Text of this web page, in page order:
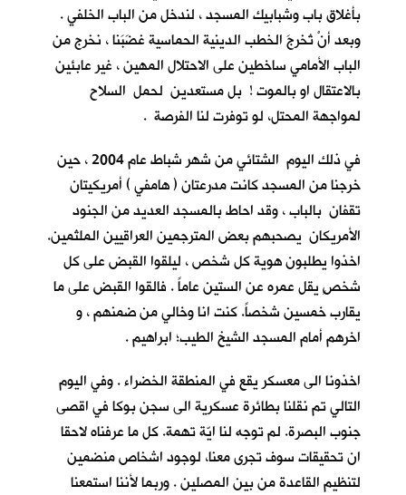
بأغلاق باب وشبابيك المسجد ، لندخل من الباب الخلفي .
وبعد أنْ تُخرجَ الخطب الدينية الحماسية غضَبَنا ، نخرج من
الباب الأمامي ساخطين على الاحتلال المهين ، غير عابئين
بالاعتقال او بالموت ! بل مستعدين لحمل السلاح
لمواجهة المحتل، لو توفرت لنا الفرصة .
في ذلك اليوم الشتائي من شهر شباط عام 2004 ، حين
خرجنا من المسجد كانت مدرعتان ( هامفي ) أمريكيتان
تقفان بالباب ، وقد احاط بالمسجد العديد من الجنود
الأمريكان يصحبهم بعض المترجمين العراقيين الملثمين.
اخذوا يطلبون هوية كل شخص ، ليلقوا القبض على كل
شخصٍ يقل عمره عن الستين عاماً . فالقوا القبض على ما
يقارب خمسين شخصاً. كنت انا وخالي من ضمنهم ، و
اخرهم أمام المسجد الشيخ الطيب؛ ابراهيم .
اخذونا الى معسكر يقع في المنطقة الخضراء . وفي اليوم
التالي تم نقلنا بطائرة عسكرية الى سجن بوكا في اقصى
جنوب البصرة. لم توجه لنا ايّة تهمة. كل ما عرفناه لاحقا
ان تحقيقات سوف تجرى معنا، لوجود اشخاص منضمين
لتنظيم القاعدة من بين المصلين . وربما لأننا استمعنا